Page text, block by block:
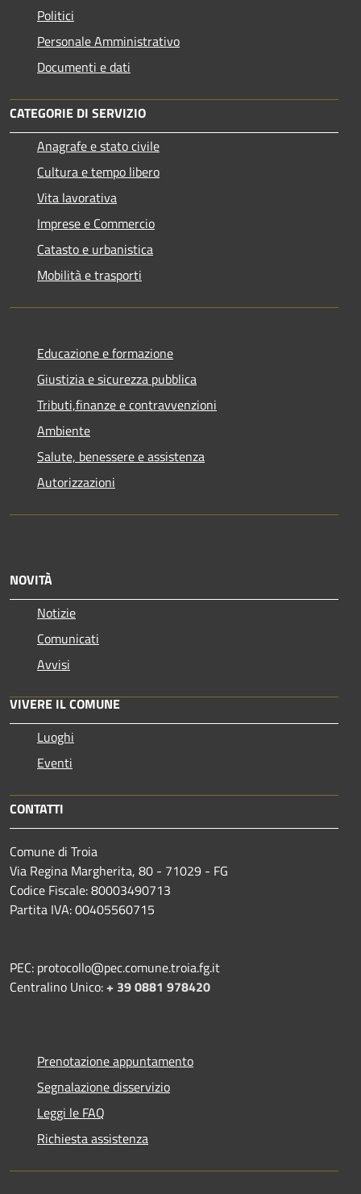
Politici
Personale Amministrativo
Documenti e dati
CATEGORIE DI SERVIZIO
Anagrafe e stato civile
Cultura e tempo libero
Vita lavorativa
Imprese e Commercio
Catasto e urbanistica
Mobilità e trasporti
Educazione e formazione
Giustizia e sicurezza pubblica
Tributi,finanze e contravvenzioni
Ambiente
Salute, benessere e assistenza
Autorizzazioni
NOVITÀ
Notizie
Comunicati
Avvisi
VIVERE IL COMUNE
Luoghi
Eventi
CONTATTI
Comune di Troia
Via Regina Margherita, 80 - 71029 - FG
Codice Fiscale: 80003490713
Partita IVA: 00405560715
PEC: protocollo@pec.comune.troia.fg.it
Centralino Unico:+ 39 0881 978420
Prenotazione appuntamento
Segnalazione disservizio
Leggi le FAQ
Richiesta assistenza